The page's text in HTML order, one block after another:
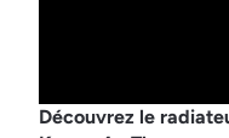
Découvrez le